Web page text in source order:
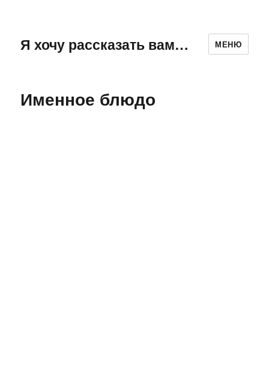
Я хочу рассказать вам… МЕНЮ
Именное блюдо